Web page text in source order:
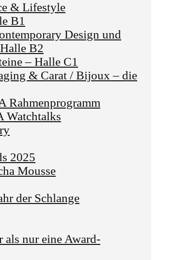
& Lifestyle
B1
Design und
B2
– Halle C1
& Carat / Bijoux – die
Rahmenprogramm
Watchtalks
2025
Mousse
der Schlange
nur eine Award-